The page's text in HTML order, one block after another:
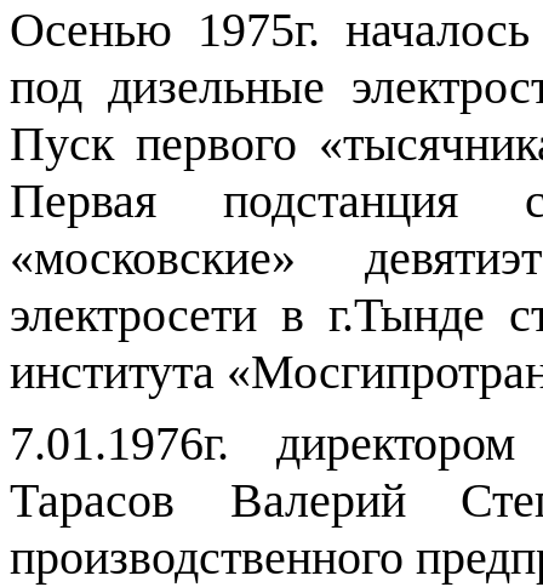
Осенью 1975г.
под дизельные
Пуск первого
Первая подстанция
«московские»
электросети в г.Тынде
института
7.01.1976г.
Тарасов Валерий
производственного